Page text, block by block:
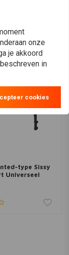
type Sissy
Universeel
onze
je akkoord
in
cookies